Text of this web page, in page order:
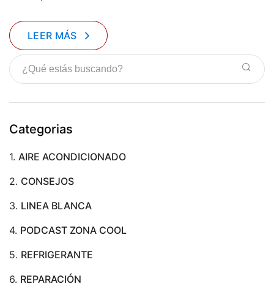
LEER MÁS
Categorias
1. AIRE ACONDICIONADO
2. CONSEJOS
3. LINEA BLANCA
4. PODCAST ZONA COOL
5. REFRIGERANTE
6. REPARACIÓN